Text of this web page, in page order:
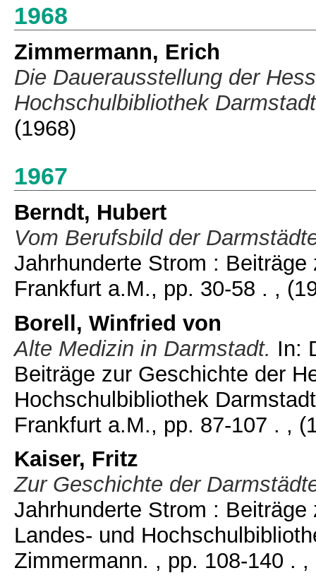
1968
Zimmermann, Erich
Die Dauerausstellung der
Hochschulbibliothek
(1968)
1967
Berndt, Hubert
Vom Berufsbild der
Jahrhunderte Strom :
Frankfurt a.M., pp. 30-58 . ,
Borell, Winfried von
Alte Medizin in Darmstadt. In:
Beiträge zur Geschichte der
Hochschulbibliothek
Frankfurt a.M., pp. 87-107 . ,
Kaiser, Fritz
Zur Geschichte der
Jahrhunderte Strom :
Landes- und
Zimmermann. , pp. 108-140 . ,